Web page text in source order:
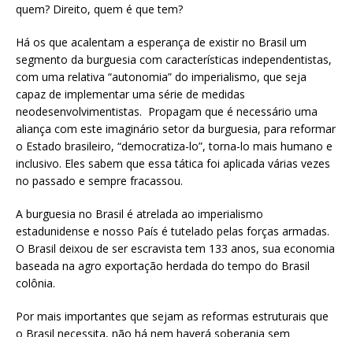
quem? Direito, quem é que tem?
Há os que acalentam a esperança de existir no Brasil um
segmento da burguesia com características independentistas,
com uma relativa “autonomia” do imperialismo, que seja
capaz de implementar uma série de medidas
neodesenvolvimentistas. Propagam que é necessário uma
aliança com este imaginário setor da burguesia, para reformar
o Estado brasileiro, “democratiza-lo”, torna-lo mais humano e
inclusivo. Eles sabem que essa tática foi aplicada várias vezes
no passado e sempre fracassou.
A burguesia no Brasil é atrelada ao imperialismo
estadunidense e nosso País é tutelado pelas forças armadas.
O Brasil deixou de ser escravista tem 133 anos, sua economia
baseada na agro exportação herdada do tempo do Brasil
colônia.
Por mais importantes que sejam as reformas estruturais que
o Brasil necessita, não há nem haverá soberania sem